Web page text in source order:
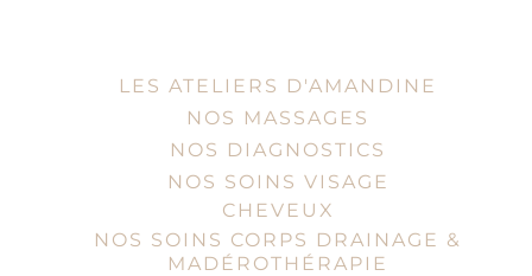
LES ATELIERS D'AMANDINE
NOS MASSAGES
NOS DIAGNOSTICS
NOS SOINS VISAGE
CHEVEUX
NOS SOINS CORPS DRAINAGE &
MADÉROTHÉRAPIE